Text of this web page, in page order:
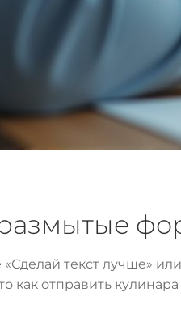
текст лучше»
как отправить